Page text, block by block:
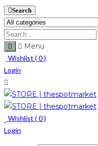
Search
Menu
Wishlist (0)
Login
Wishlist (0)
Login